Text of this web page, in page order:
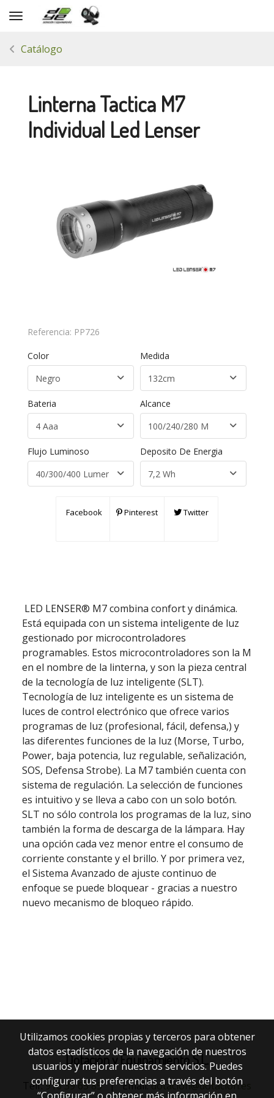
Toggle navigation
Catálogo
Linterna Tactica M7
Individual Led Lenser
Referencia: PP726
Color Medida
Bateria Alcance
Flujo Luminoso Deposito De Energia
Facebook Pinterest Twitter
LED LENSER® M7 combina confort y dinámica.
Está equipada con un sistema inteligente de luz
gestionado por microcontroladores
programables. Estos microcontroladores son la M
en el nombre de la linterna, y son la pieza central
de la tecnología de luz inteligente (SLT).
Tecnología de luz inteligente es un sistema de
luces de control electrónico que ofrece varios
programas de luz (profesional, fácil, defensa,) y
las diferentes funciones de la luz (Morse, Turbo,
Power, baja potencia, luz regulable, señalización,
SOS, Defensa Strobe). La M7 también cuenta con
sistema de regulación. La selección de funciones
es intuitivo y se lleva a cabo con un solo botón.
SLT no sólo controla los programas de la luz, sino
también la forma de descarga de la lámpara. Hay
una opción cada vez menor entre el consumo de
corriente constante y el brillo. Y por primera vez,
el Sistema Avanzado de ajuste continuo de
enfoque se puede bloquear - gracias a nuestro
nuevo mecanismo de bloqueo rápido.
Dotación y Equipamiento S.L.
Telf:916 39 65 85|Email:dotacion@dotacion.es
Utilizamos cookies propias y terceros para obtener
datos estadísticos de la navegación de nuestros
usuarios y mejorar nuestros servicios. Puedes
configurar tus preferencias a través del botón